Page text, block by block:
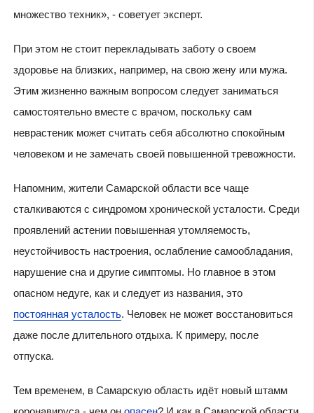
множество техник», - советует эксперт.
При этом не стоит перекладывать заботу о своем
здоровье на близких, например, на свою жену или мужа.
Этим жизненно важным вопросом следует заниматься
самостоятельно вместе с врачом, поскольку сам
неврастеник может считать себя абсолютно спокойным
человеком и не замечать своей повышенной тревожности.
Напомним, жители Самарской области все чаще
сталкиваются с синдромом хронической усталости. Среди
проявлений астении повышенная утомляемость,
неустойчивость настроения, ослабление самообладания,
нарушение сна и другие симптомы. Но главное в этом
опасном недуге, как и следует из названия, это
постоянная усталость. Человек не может восстановиться
даже после длительного отдыха. К примеру, после
отпуска.
Тем временем, в Самарскую область идёт новый штамм